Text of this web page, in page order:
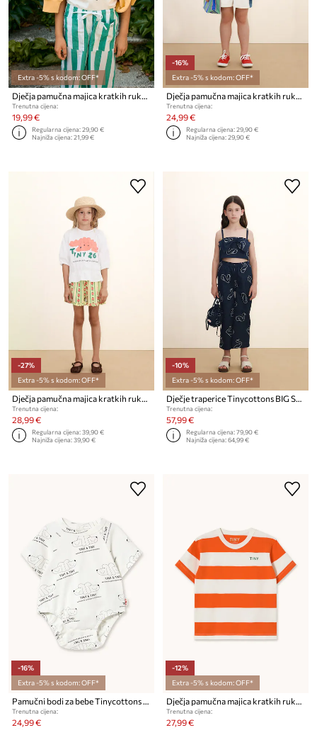
Extra -5% s kodom: OFF*
Trenutna cijena:
19,99 €
Regularna cijena:29,90 €
Najniža cijena:21,99 €
-16%
Extra -5% s kodom: OFF*
Trenutna cijena:
24,99 €
Regularna cijena:29,90 €
Najniža cijena:29,90 €
-27%
Extra -5% s kodom: OFF*
Dječja pamučna majica kratkih rukava Tinycottons RED DOG GRAPHIC TOP
Trenutna cijena:
28,99 €
Regularna cijena:39,90 €
Najniža cijena:39,90 €
-10%
Extra -5% s kodom: OFF*
Dječje traperice Tinycottons BIG SWANS DENIM PANT
Trenutna cijena:
57,99 €
Regularna cijena:79,90 €
Najniža cijena:64,99 €
-16%
Extra -5% s kodom: OFF*
Pamučni bodi za bebe Tinycottons TINY & TINY KNITTED BODY
Trenutna cijena:
24,99 €
-12%
Extra -5% s kodom: OFF*
Dječja pamučna majica kratkih rukava Tinycottons STRIPES KNIT TEE
Trenutna cijena:
27,99 €